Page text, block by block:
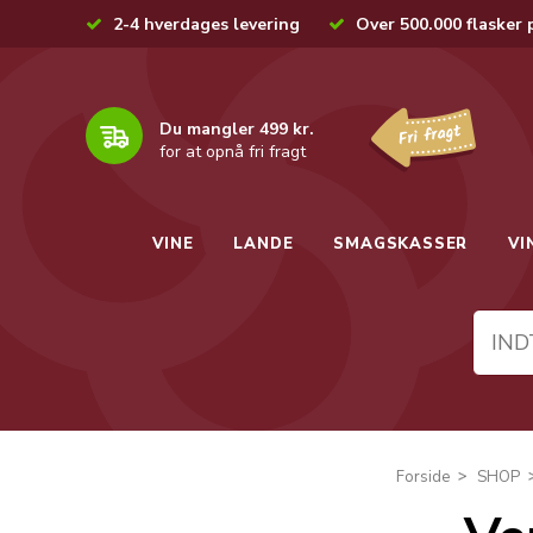
2-4 hverdages levering Over 500.000 flasker
Du mangler 499 kr.
for at opnå fri fragt
VINE LANDE SMAGSKASSER
Forside SHOP